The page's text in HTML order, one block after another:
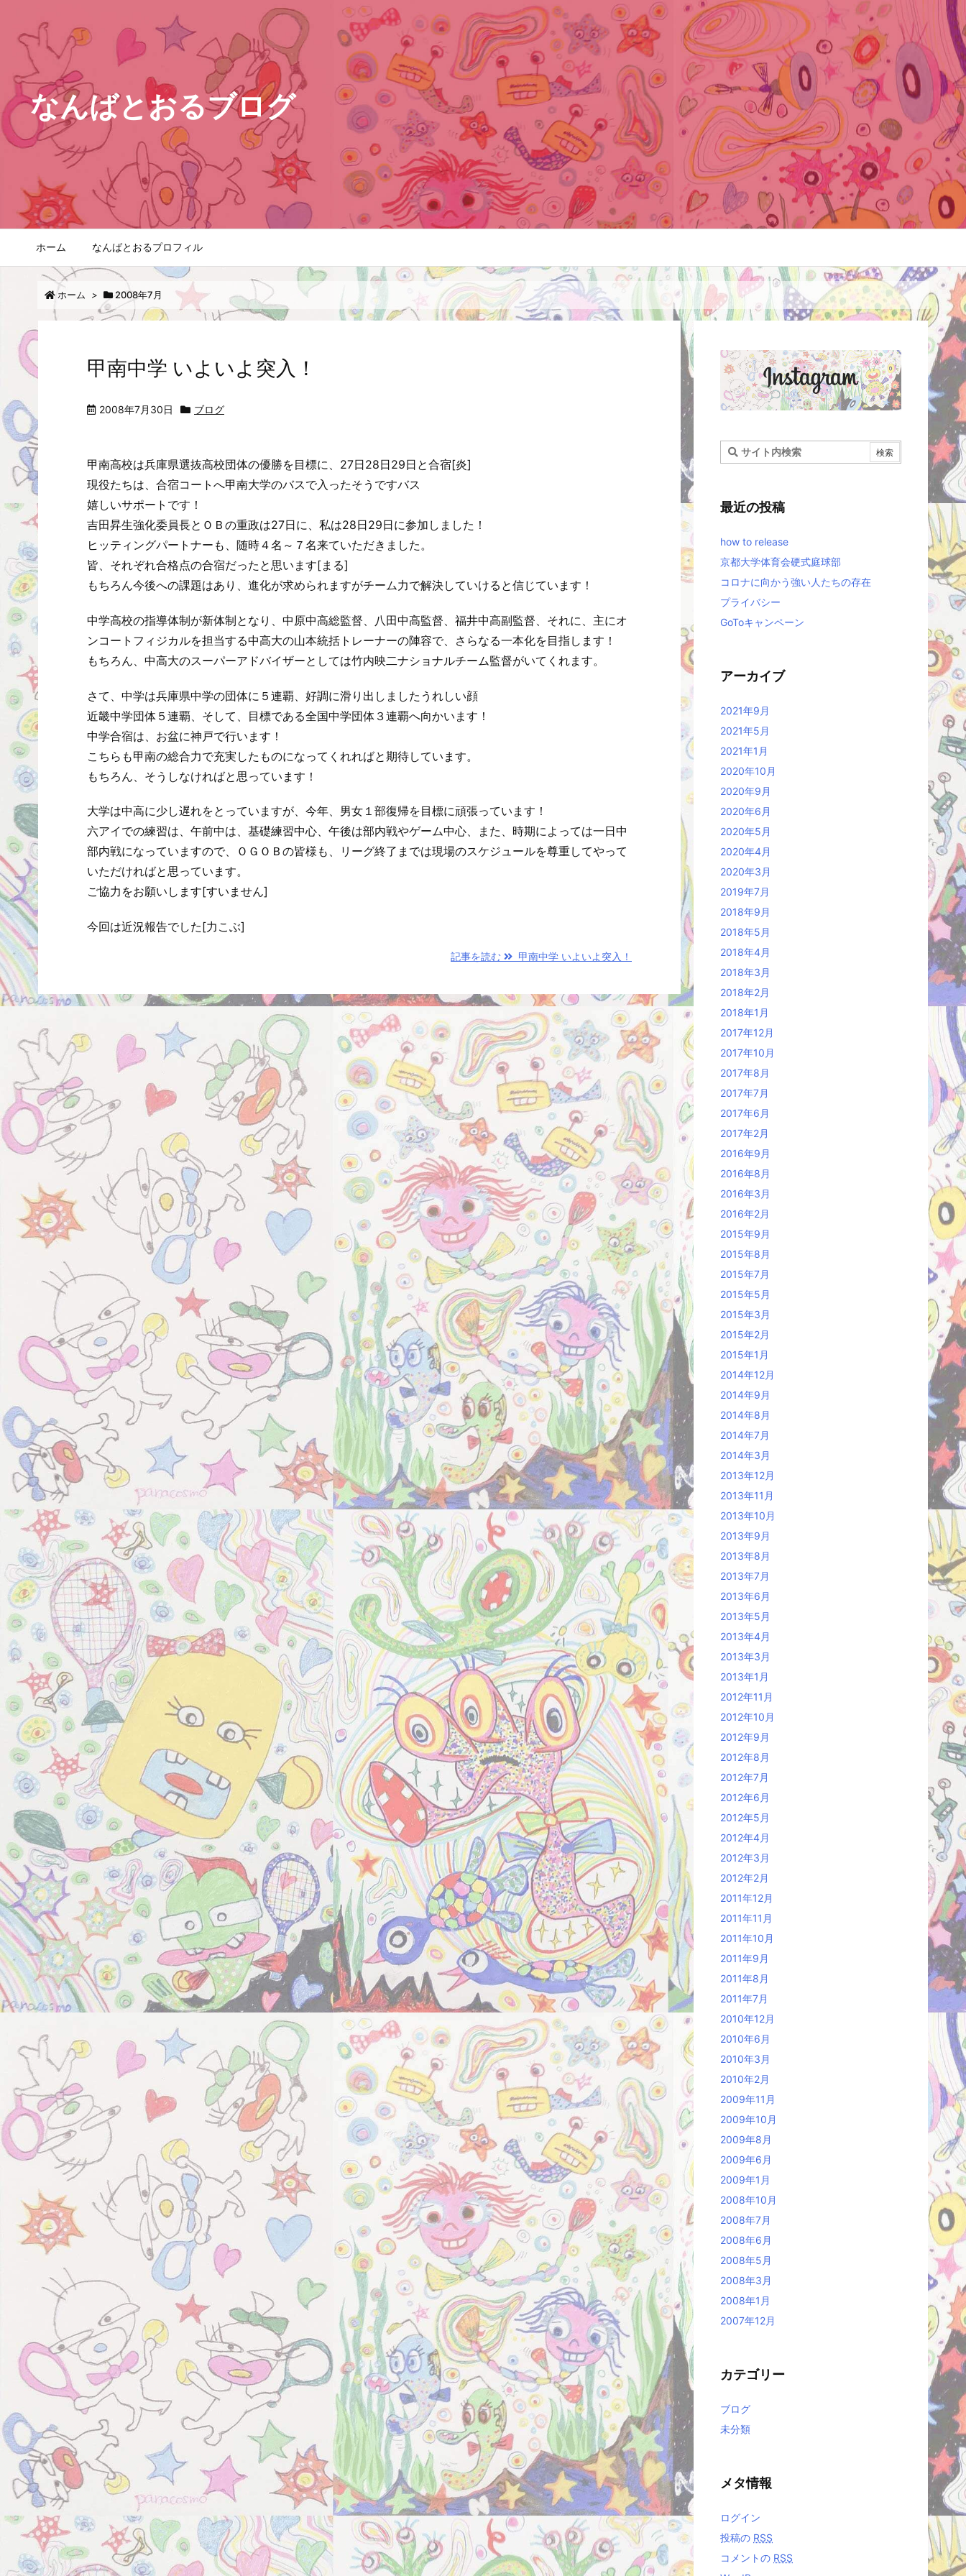
なんばとおるブログ
ホーム なんばとおるプロフィル
ホーム > 2008年7月
甲南中学 いよいよ突入！
2008年7月30日 ブログ
甲南高校は兵庫県選抜高校団体の優勝を目標に、27日28日29日と合宿[炎]
現役たちは、合宿コートへ甲南大学のバスで入ったそうですバス
嬉しいサポートです！
吉田昇生強化委員長とＯＢの重政は27日に、私は28日29日に参加しました！
ヒッティングパートナーも、随時４名～７名来ていただきました。
皆、それぞれ合格点の合宿だったと思います[まる]
もちろん今後への課題はあり、進化が求められますがチーム力で解決していけると信じています！
中学高校の指導体制が新体制となり、中原中高総監督、八田中高監督、福井中高副監督、それに、主にオ
ンコートフィジカルを担当する中高大の山本統括トレーナーの陣容で、さらなる一本化を目指します！
もちろん、中高大のスーパーアドバイザーとしては竹内映二ナショナルチーム監督がいてくれます。
さて、中学は兵庫県中学の団体に５連覇、好調に滑り出しましたうれしい顔
近畿中学団体５連覇、そして、目標である全国中学団体３連覇へ向かいます！
中学合宿は、お盆に神戸で行います！
こちらも甲南の総合力で充実したものになってくれればと期待しています。
もちろん、そうしなければと思っています！
大学は中高に少し遅れをとっていますが、今年、男女１部復帰を目標に頑張っています！
六アイでの練習は、午前中は、基礎練習中心、午後は部内戦やゲーム中心、また、時期によっては一日中
部内戦になっていますので、ＯＧＯＢの皆様も、リーグ終了までは現場のスケジュールを尊重してやって
いただければと思っています。
ご協力をお願いします[すいません]
今回は近況報告でした[力こぶ]
記事を読む 甲南中学 いよいよ突入！
最近の投稿
how to release
京都大学体育会硬式庭球部
コロナに向かう強い人たちの存在
プライバシー
GoToキャンペーン
アーカイブ
2021年9月
2021年5月
2021年1月
2020年10月
2020年9月
2020年6月
2020年5月
2020年4月
2020年3月
2019年7月
2018年9月
2018年5月
2018年4月
2018年3月
2018年2月
2018年1月
2017年12月
2017年10月
2017年8月
2017年7月
2017年6月
2017年2月
2016年9月
2016年8月
2016年3月
2016年2月
2015年9月
2015年8月
2015年7月
2015年5月
2015年3月
2015年2月
2015年1月
2014年12月
2014年9月
2014年8月
2014年7月
2014年3月
2013年12月
2013年11月
2013年10月
2013年9月
2013年8月
2013年7月
2013年6月
2013年5月
2013年4月
2013年3月
2013年1月
2012年11月
2012年10月
2012年9月
2012年8月
2012年7月
2012年6月
2012年5月
2012年4月
2012年3月
2012年2月
2011年12月
2011年11月
2011年10月
2011年9月
2011年8月
2011年7月
2010年12月
2010年6月
2010年3月
2010年2月
2009年11月
2009年10月
2009年8月
2009年6月
2009年1月
2008年10月
2008年7月
2008年6月
2008年5月
2008年3月
2008年1月
2007年12月
カテゴリー
ブログ
未分類
メタ情報
ログイン
投稿の RSS
コメントの RSS